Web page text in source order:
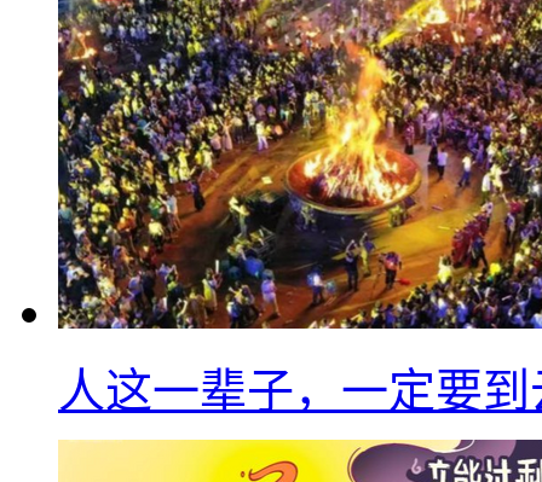
人这一辈子，一定要